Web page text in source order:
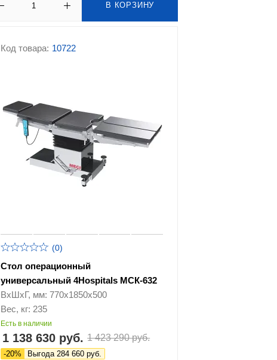
В КОРЗИНУ
Код товара: 10722
(0)
Стол операционный
универсальный 4Hospitals МСК-632
ВхШхГ, мм: 770х1850х500
Вес, кг: 235
Есть в наличии
1 138 630 руб. 1 423 290 руб.
-20% Выгода 284 660 руб.